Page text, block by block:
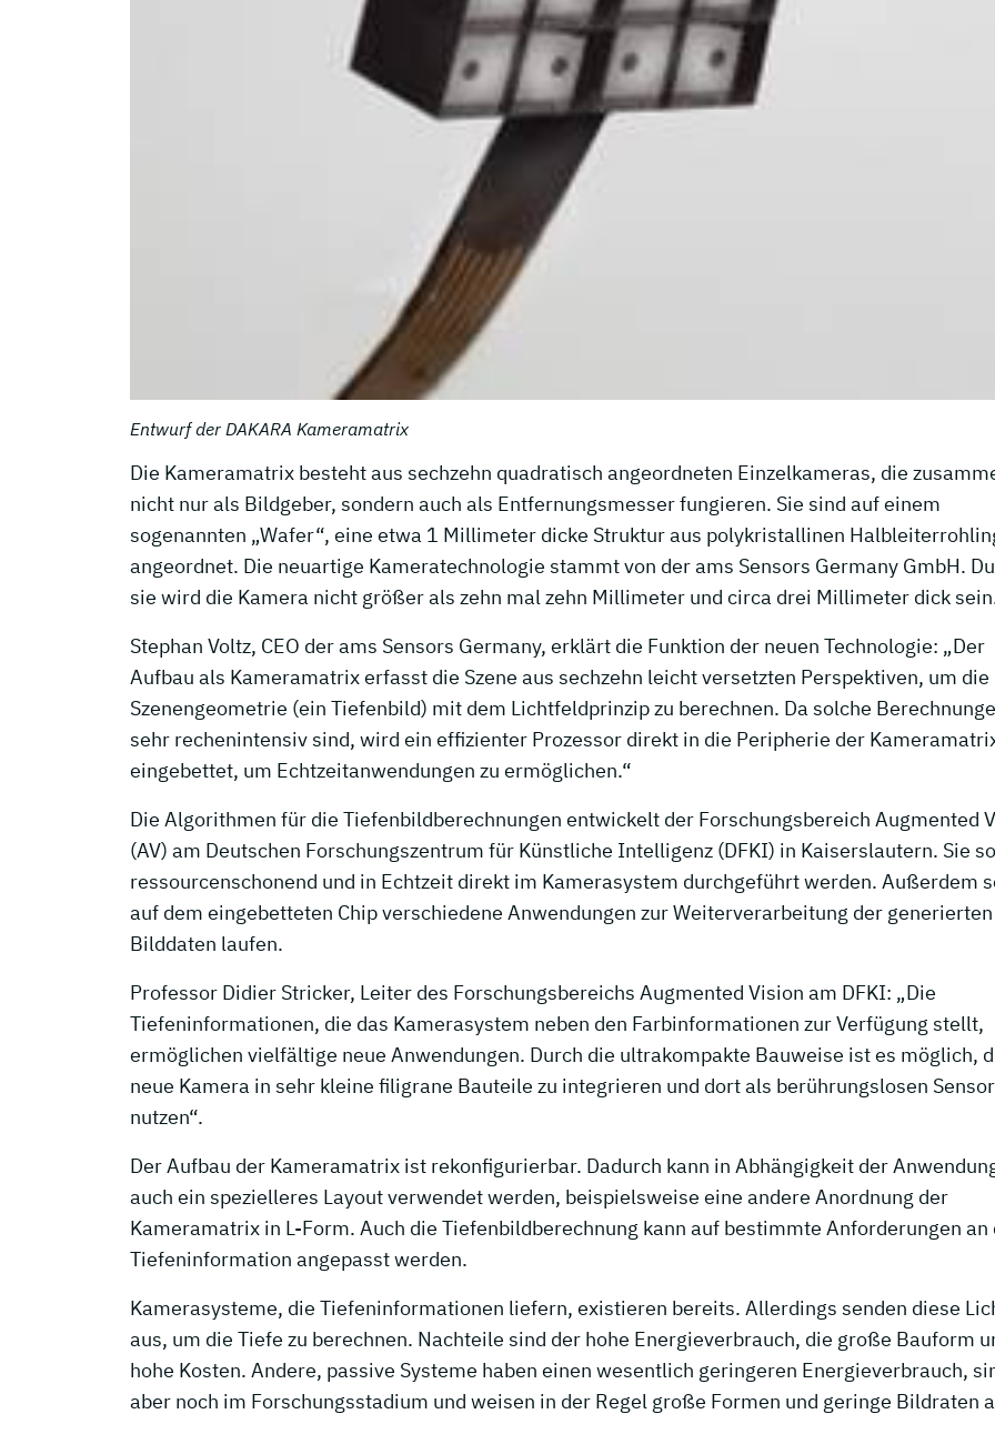
Entwurf der DAKARA Kameramatrix
Die Kameramatrix besteht aus sechzehn quadratisch angeordneten Einzelkameras, die
nicht nur als Bildgeber, sondern auch als Entfernungsmesser fungieren. Sie sind auf einem
sogenannten „Wafer“, eine etwa 1 Millimeter dicke Struktur aus polykristallinen
angeordnet. Die neuartige Kameratechnologie stammt von der ams Sensors Germany GmbH.
sie wird die Kamera nicht größer als zehn mal zehn Millimeter und circa drei Millimeter dick
Stephan Voltz, CEO der ams Sensors Germany, erklärt die Funktion der neuen Technologie: „Der
Aufbau als Kameramatrix erfasst die Szene aus sechzehn leicht versetzten Perspektiven, um die
Szenengeometrie (ein Tiefenbild) mit dem Lichtfeldprinzip zu berechnen. Da solche
sehr rechenintensiv sind, wird ein effizienter Prozessor direkt in die Peripherie der
eingebettet, um Echtzeitanwendungen zu ermöglichen.“
Die Algorithmen für die Tiefenbildberechnungen entwickelt der Forschungsbereich Augmented
(AV) am Deutschen Forschungszentrum für Künstliche Intelligenz (DFKI) in Kaiserslautern. Sie
ressourcenschonend und in Echtzeit direkt im Kamerasystem durchgeführt werden. Außerdem
auf dem eingebetteten Chip verschiedene Anwendungen zur Weiterverarbeitung der generierten
Bilddaten laufen.
Professor Didier Stricker, Leiter des Forschungsbereichs Augmented Vision am DFKI: „Die
Tiefeninformationen, die das Kamerasystem neben den Farbinformationen zur Verfügung stellt,
ermöglichen vielfältige neue Anwendungen. Durch die ultrakompakte Bauweise ist es möglich,
neue Kamera in sehr kleine filigrane Bauteile zu integrieren und dort als berührungslosen
nutzen“.
Der Aufbau der Kameramatrix ist rekonfigurierbar. Dadurch kann in Abhängigkeit der
auch ein spezielleres Layout verwendet werden, beispielsweise eine andere Anordnung der
Kameramatrix in L-Form. Auch die Tiefenbildberechnung kann auf bestimmte Anforderungen an
Tiefeninformation angepasst werden.
Kamerasysteme, die Tiefeninformationen liefern, existieren bereits. Allerdings senden diese
aus, um die Tiefe zu berechnen. Nachteile sind der hohe Energieverbrauch, die große Bauform
hohe Kosten. Andere, passive Systeme haben einen wesentlich geringeren Energieverbrauch,
aber noch im Forschungsstadium und weisen in der Regel große Formen und geringe Bildraten